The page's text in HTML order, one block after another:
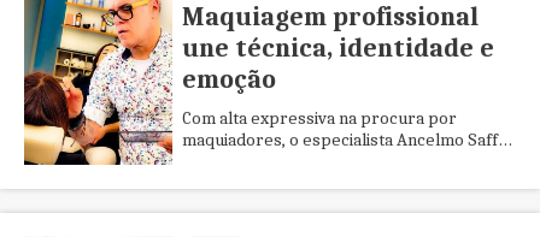
Maquiagem profissional
une técnica, identidade e
emoção
Com alta expressiva na procura por
maquiadores, o especialista Ancelmo Saffi